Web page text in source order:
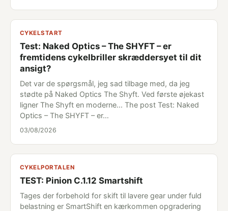
CYKELSTART
Test: Naked Optics – The SHYFT – er
fremtidens cykelbriller skræddersyet til dit
ansigt?
Det var de spørgsmål, jeg sad tilbage med, da jeg
stødte på Naked Optics The Shyft. Ved første øjekast
ligner The Shyft en moderne... The post Test: Naked
Optics – The SHYFT – er…
03/08/2026
CYKELPORTALEN
TEST: Pinion C.1.12 Smartshift
Tages der forbehold for skift til lavere gear under fuld
belastning er SmartShift en kærkommen opgradering